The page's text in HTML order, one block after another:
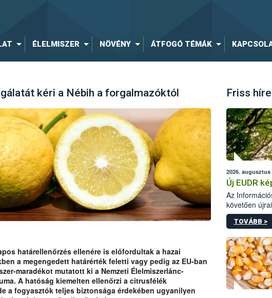
ÉLELMISZER NÖVÉNY ÁTFOGÓ TÉMÁK
kéri a Nébih a forgalmazóktól
határellenőrzés ellenére is előfordultak a hazai
a megengedett határérték feletti vagy pedig az EU-ban
maradékot mutatott ki a Nemzeti Élelmiszerlánc-
A hatóság kiemelten ellenőrzi a citrusfélék
a fogyasztók teljes biztonsága érdekében ugyanilyen
Friss
2026. augusztus
Új EUDR
Az
követően
szereplőknek
TOVÁBB >